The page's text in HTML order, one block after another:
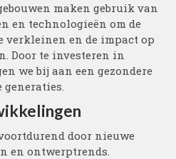
maken gebruik van
en technologieën om de
verkleinen en de impact op
Door te investeren in
we bij aan een gezondere
generaties.
door nieuwe
en ontwerptrends.